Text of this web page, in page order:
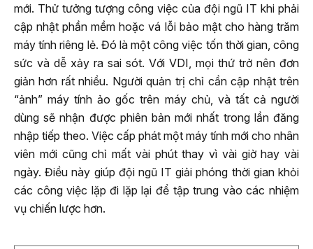
mới. Thử tưởng tượng công việc của đội ngũ IT khi phải
cập nhật phần mềm hoặc vá lỗi bảo mật cho hàng trăm
máy tính riêng lẻ. Đó là một công việc tốn thời gian, công
sức và dễ xảy ra sai sót. Với VDI, mọi thứ trở nên đơn
giản hơn rất nhiều. Người quản trị chỉ cần cập nhật trên
“ảnh” máy tính ảo gốc trên máy chủ, và tất cả người
dùng sẽ nhận được phiên bản mới nhất trong lần đăng
nhập tiếp theo. Việc cấp phát một máy tính mới cho nhân
viên mới cũng chỉ mất vài phút thay vì vài giờ hay vài
ngày. Điều này giúp đội ngũ IT giải phóng thời gian khỏi
các công việc lặp đi lặp lại để tập trung vào các nhiệm
vụ chiến lược hơn.